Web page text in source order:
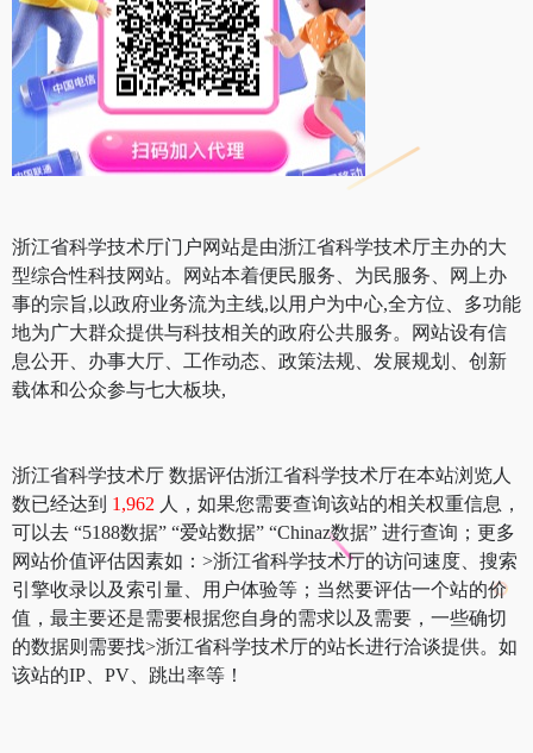
浙江省科学技术厅门户网站是由浙江省科学技术厅主办的大
型综合性科技网站。网站本着便民服务、为民服务、网上办
事的宗旨,以政府业务流为主线,以用户为中心,全方位、多功能
地为广大群众提供与科技相关的政府公共服务。网站设有信
息公开、办事大厅、工作动态、政策法规、发展规划、创新
载体和公众参与七大板块,
浙江省科学技术厅 数据评估浙江省科学技术厅在本站浏览人
数已经达到 1,962 人，如果您需要查询该站的相关权重信息，
可以去 “5188数据” “爱站数据” “Chinaz数据” 进行查询；更多
网站价值评估因素如：>浙江省科学技术厅的访问速度、搜索
引擎收录以及索引量、用户体验等；当然要评估一个站的价
值，最主要还是需要根据您自身的需求以及需要，一些确切
的数据则需要找>浙江省科学技术厅的站长进行洽谈提供。如
该站的IP、PV、跳出率等！